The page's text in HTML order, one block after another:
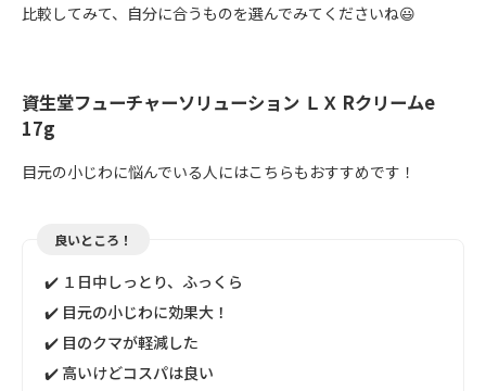
比較してみて、自分に合うものを選んでみてくださいね😃
資生堂フューチャーソリューション ＬＸ Rクリームe
17g
目元の小じわに悩んでいる人にはこちらもおすすめです！
良いところ！
✔️ １日中しっとり、ふっくら
✔️ 目元の小じわに効果大！
✔️ 目のクマが軽減した
✔️ 高いけどコスパは良い